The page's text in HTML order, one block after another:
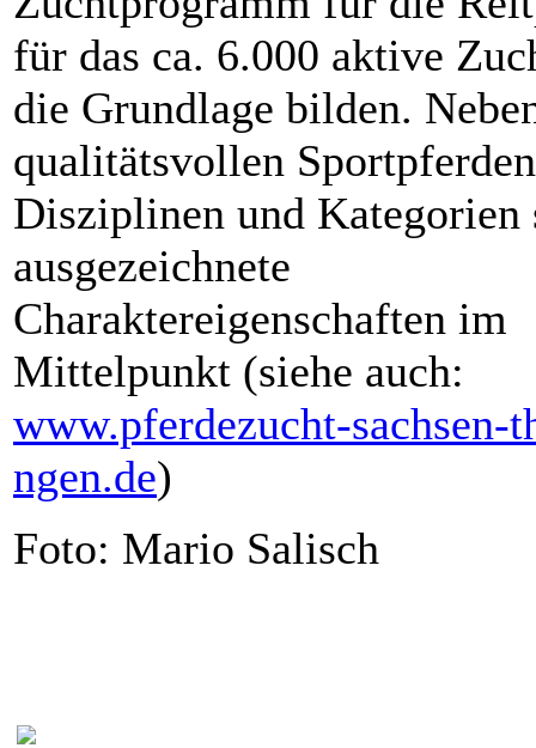
für das ca. 6.000 aktive
die Grundlage bilden.
qualitätsvollen
Disziplinen und Kategorien
ausgezeichnete
Charaktereigenschaften im
Mittelpunkt (siehe auch:
www.pferdezucht-sachsen-
ngen.de)
Foto: Mario Salisch